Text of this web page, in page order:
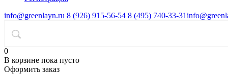
info@greenlayn.ru 8 (926) 915-56-54 8 (495) 740-33-31
0
В корзине пока пусто
Оформить заказ